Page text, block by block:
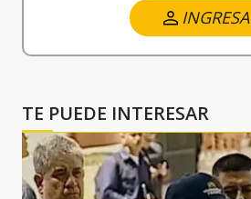
INGRESA
TE PUEDE INTERESAR